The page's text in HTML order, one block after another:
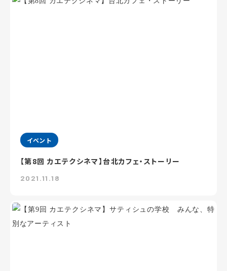
イベント
【第8回 カエテクシネマ】台北カフェ・ストーリー
2021.11.18